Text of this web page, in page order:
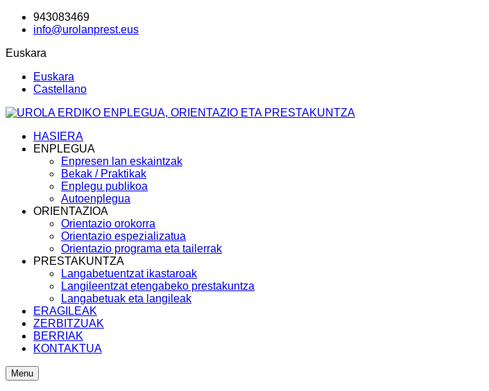
943083469
info@urolanprest.eus
Euskara
Euskara
Castellano
HASIERA
ENPLEGUA
Enpresen lan eskaintzak
Bekak / Praktikak
Enplegu publikoa
Autoenplegua
ORIENTAZIOA
Orientazio orokorra
Orientazio espezializatua
Orientazio programa eta tailerrak
PRESTAKUNTZA
Langabetuentzat ikastaroak
Langileentzat etengabeko prestakuntza
Langabetuak eta langileak
ERAGILEAK
ZERBITZUAK
BERRIAK
KONTAKTUA
Menu